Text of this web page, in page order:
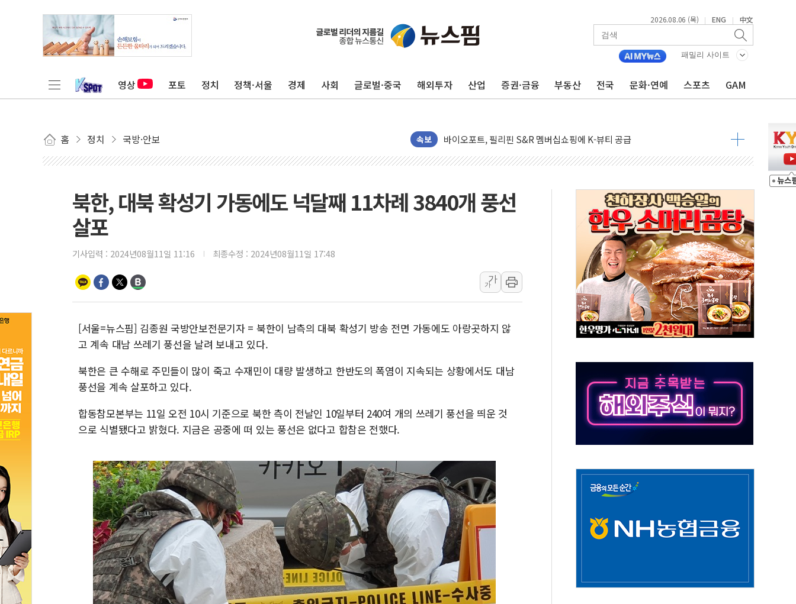
2026.08.06 (목) | ENG | 中文
패밀리 사이트
영상 포토 정치 정책·서울 경제 사회 글로벌·중국 해외투자 산업 증권·금융 부동산 전국 문화·연예 스포츠 GAM
홈 정치 국방·안보 속보
디엑스앤브이엑스, 남미 공공기관과 KRNA 계약
밸류업 공시 747곳 돌파…상장사 시총 84.6% 참여
피알지에스앤텍, '스케일업 팁스 정책 지정형' 과제 선정
토스증권, 누적 가입자 수 1000만 명 돌파
파인테크닉스, '넥센타이어 창녕공장 LED 조명 에너지 효율화 사업' 공급계약
신한투자증권, 고객 투자비용 절감 정책 확대
대신증권, 네이버웹툰과 크레온 신규 고객 대상 이벤트 실시
이억원 금융위원장 '단일종목 레버리지 ETF' 관련 피고발
이지스자산운용, 옛 분당 롯데백화점 '복합 랜드마크'로 재조성
한국투자증권, 해외대 재학생 대상 채용설명회 'KIS Chat in Seoul' 개최
[뉴스핌 이 시각 글로벌 PICK] 연말 달러당 149엔 전망 外
대구시-산림청, 대구권 산림재난 대응력 강화... 산불합동대응센터 구축
김민석 "과반 승리 가능성 99.99%…정청래 조직 강세인 충청·PK서 선방"
코스콤, 임직원 대상 '멘탈케어 박람회 행복약국' 개최
토박스코리아, 상반기 영업이익 20억원·전년比 100%↑
나주 상가 건물 화재…점포 8곳 전소 3.8억 재산 피해
북한, 대북 확성기 가동에도 넉달째 11차례 3840개 풍선
살포
기사입력 : 2024년08월11일 11:16 최종수정 : 2024년08월11일 17:48
가
가
[서울=뉴스핌] 김종원 국방안보전문기자 = 북한이 남측의 대북 확성기 방송 전면 가동에도 아랑곳하지 않
고 계속 대남 쓰레기 풍선을 날려 보내고 있다.
북한은 큰 수해로 주민들이 많이 죽고 수재민이 대량 발생하고 한반도의 폭염이 지속되는 상황에서도 대남
풍선을 계속 살포하고 있다.
합동참모본부는 11일 오전 10시 기준으로 북한 측이 전날인 10일부터 240여 개의 쓰레기 풍선을 띄운 것
으로 식별됐다고 밝혔다. 지금은 공중에 떠 있는 풍선은 없다고 합참은 전했다.